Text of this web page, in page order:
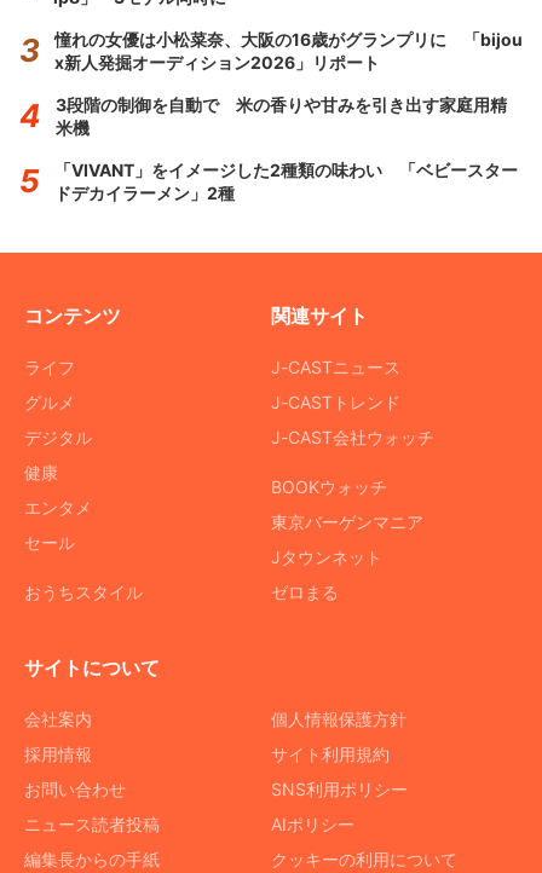
憧れの女優は小松菜奈、大阪の16歳がグランプリに 「bijou
x新人発掘オーディション2026」リポート
3段階の制御を自動で 米の香りや甘みを引き出す家庭用精
米機
「VIVANT」をイメージした2種類の味わい 「ベビースター
ドデカイラーメン」2種
コンテンツ
ライフ
グルメ
デジタル
健康
エンタメ
セール
おうちスタイル
関連サイト
J-CASTニュース
J-CASTトレンド
J-CAST会社ウォッチ
BOOKウォッチ
東京バーゲンマニア
Jタウンネット
ゼロまる
サイトについて
会社案内
採用情報
お問い合わせ
ニュース読者投稿
編集長からの手紙
個人情報保護方針
サイト利用規約
SNS利用ポリシー
AIポリシー
クッキーの利用について